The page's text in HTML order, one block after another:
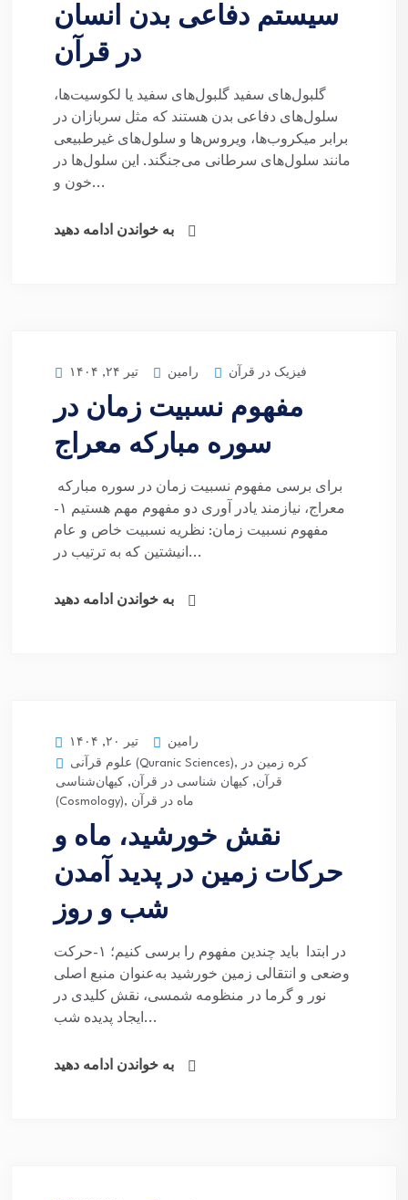
سیستم دفاعی بدن انسان
در قرآن
گلبول‌های سفید گلبول‌های سفید یا لکوسیت‌ها،
سلول‌های دفاعی بدن هستند که مثل سربازان در
برابر میکروب‌ها، ویروس‌ها و سلول‌های غیرطبیعی
مانند سلول‌های سرطانی می‌جنگند. این سلول‌ها در
خون و...
به خواندن ادامه دهید
تیر ۲۴, ۱۴۰۴ رامین فیزیک در قرآن
مفهوم نسبیت زمان در
سوره مبارکه معراج
معراج، نیازمند یادر آوری دو مفهوم مهم هستیم ۱-
مفهوم نسبیت زمان: نظریه نسبیت خاص و عام
انیشتین که به ترتیب در...
به خواندن ادامه دهید
تیر ۲۰, ۱۴۰۴
رامین
علوم قرآنی (Quranic Sciences),
کره زمین در
قرآن, کیهان شناسی در قرآن, کیهان‌شناسی
(Cosmology), ماه در قرآن
نقش خورشید، ماه و
حرکات زمین در پدید آمدن
شب و روز
در ابتدا باید چندین مفهوم را برسی کنیم؛ ۱-حرکت
وضعی و انتقالی زمین خورشید به‌عنوان منبع اصلی
نور و گرما در منظومه شمسی، نقش کلیدی در
ایجاد پدیده شب...
به خواندن ادامه دهید